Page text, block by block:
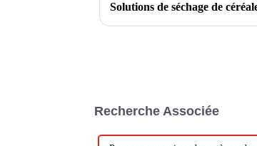
Solutions de séchage de
Recherche Associée